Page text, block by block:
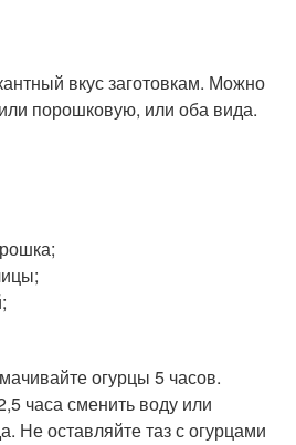
вкус заготовкам. Можно
порошковую, или оба вида.
огурцы 5 часов.
часа сменить воду или
Не оставляйте таз с огурцами